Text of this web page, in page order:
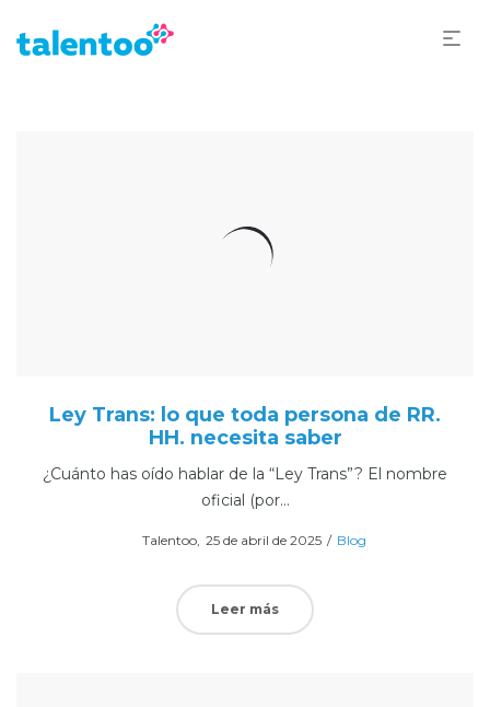
Ley Trans: lo que toda persona de RR.
HH. necesita saber
¿Cuánto has oído hablar de la “Ley Trans”? El nombre
oficial (por…
PorTalentoo Posted
25 de abril de 2025
Posted
Blog
Leer más